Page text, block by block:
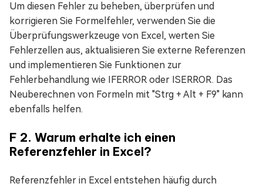
Um diesen Fehler zu beheben, überprüfen und
korrigieren Sie Formelfehler, verwenden Sie die
Überprüfungswerkzeuge von Excel, werten Sie
Fehlerzellen aus, aktualisieren Sie externe Referenzen
und implementieren Sie Funktionen zur
Fehlerbehandlung wie IFERROR oder ISERROR. Das
Neuberechnen von Formeln mit "Strg + Alt + F9" kann
ebenfalls helfen.
F 2. Warum erhalte ich einen
Referenzfehler in Excel?
Referenzfehler in Excel entstehen häufig durch